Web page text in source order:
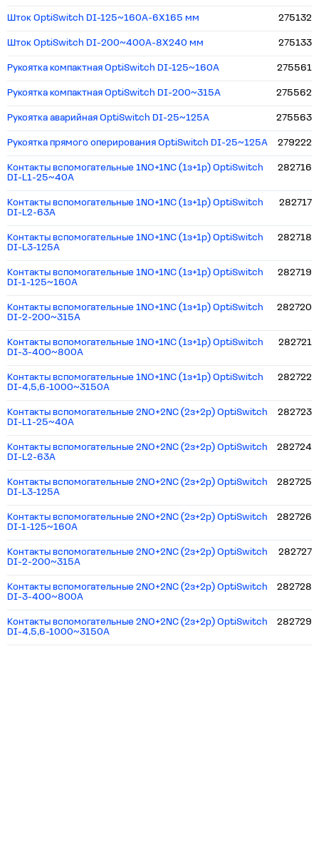
Шток OptiSwitch DI-125~160A-6X165 мм 275132
Шток OptiSwitch DI-200~400A-8X240 мм 275133
Рукоятка компактная OptiSwitch DI-125~160А 275561
Рукоятка компактная OptiSwitch DI-200~315А 275562
Рукоятка аварийная OptiSwitch DI-25~125А 275563
Рукоятка прямого оперирования OptiSwitch DI-25~125A 279222
Контакты вспомогательные 1NO+1NC (1з+1р) OptiSwitch
DI-L1-25~40A
282716
Контакты вспомогательные 1NO+1NC (1з+1р) OptiSwitch
DI-L2-63A
282717
Контакты вспомогательные 1NO+1NC (1з+1р) OptiSwitch
DI-L3-125A
282718
Контакты вспомогательные 1NO+1NC (1з+1р) OptiSwitch
DI-1-125~160A
282719
Контакты вспомогательные 1NO+1NC (1з+1р) OptiSwitch
DI-2-200~315A
282720
Контакты вспомогательные 1NO+1NC (1з+1р) OptiSwitch
DI-3-400~800A
282721
Контакты вспомогательные 1NO+1NC (1з+1р) OptiSwitch
DI-4,5,6-1000~3150A
282722
Контакты вспомогательные 2NO+2NC (2з+2р) OptiSwitch
DI-L1-25~40A
282723
Контакты вспомогательные 2NO+2NC (2з+2р) OptiSwitch
DI-L2-63A
282724
Контакты вспомогательные 2NO+2NC (2з+2р) OptiSwitch
DI-L3-125A
282725
Контакты вспомогательные 2NO+2NC (2з+2р) OptiSwitch
DI-1-125~160A
282726
Контакты вспомогательные 2NO+2NC (2з+2р) OptiSwitch
DI-2-200~315A
282727
Контакты вспомогательные 2NO+2NC (2з+2р) OptiSwitch
DI-3-400~800A
282728
Контакты вспомогательные 2NO+2NC (2з+2р) OptiSwitch
DI-4,5,6-1000~3150A
282729